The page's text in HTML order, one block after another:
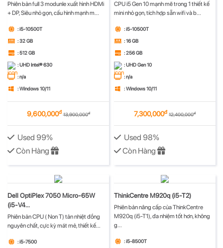
Phiên bản full 3 modunle xuất hình HDMi
+ DP, Siêu nhỏ gọn, cấu hình mạnh m...
: i5-10500T
: 32 GB
: 512 GB
: UHD Intel® 630
: n/a
: Windows 10/11
9,600,000đ 13,900,000đ
Used 99%
Còn Hàng
CPU i5 Gen 10 mạnh mẽ trong 1 thiết kế
mini nhỏ gọn, tích hợp sẵn wifi và b...
: i5-10500T
: 16 GB
: 256 GB
: UHD Gen 10
: n/a
: Windows 10/11
7,300,000đ 12,400,000đ
Used 98%
Còn Hàng
Dell OptiPlex 7050 Micro-65W
(i5-V4...
Phiên bản CPU ( Non T) tản nhiệt đồng
nguyên chất, cực kỳ mát mẻ, thiết kế...
: i5-7500
ThinkCentre M920q (i5-T2)
Phiên bản nâng cấp của ThinkCentre
M920q (i5-T1), đa nhiệm tốt hơn, không
g...
: i5-8500T